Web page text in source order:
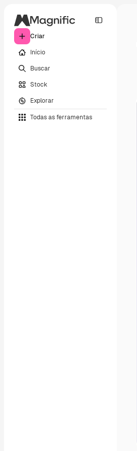
Criar
Início
Buscar
Stock
Explorar
Todas as ferramentas